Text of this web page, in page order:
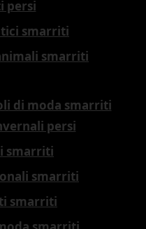
persi
smarriti
smarriti
di moda smarriti
persi
smarriti
smarriti
smarriti